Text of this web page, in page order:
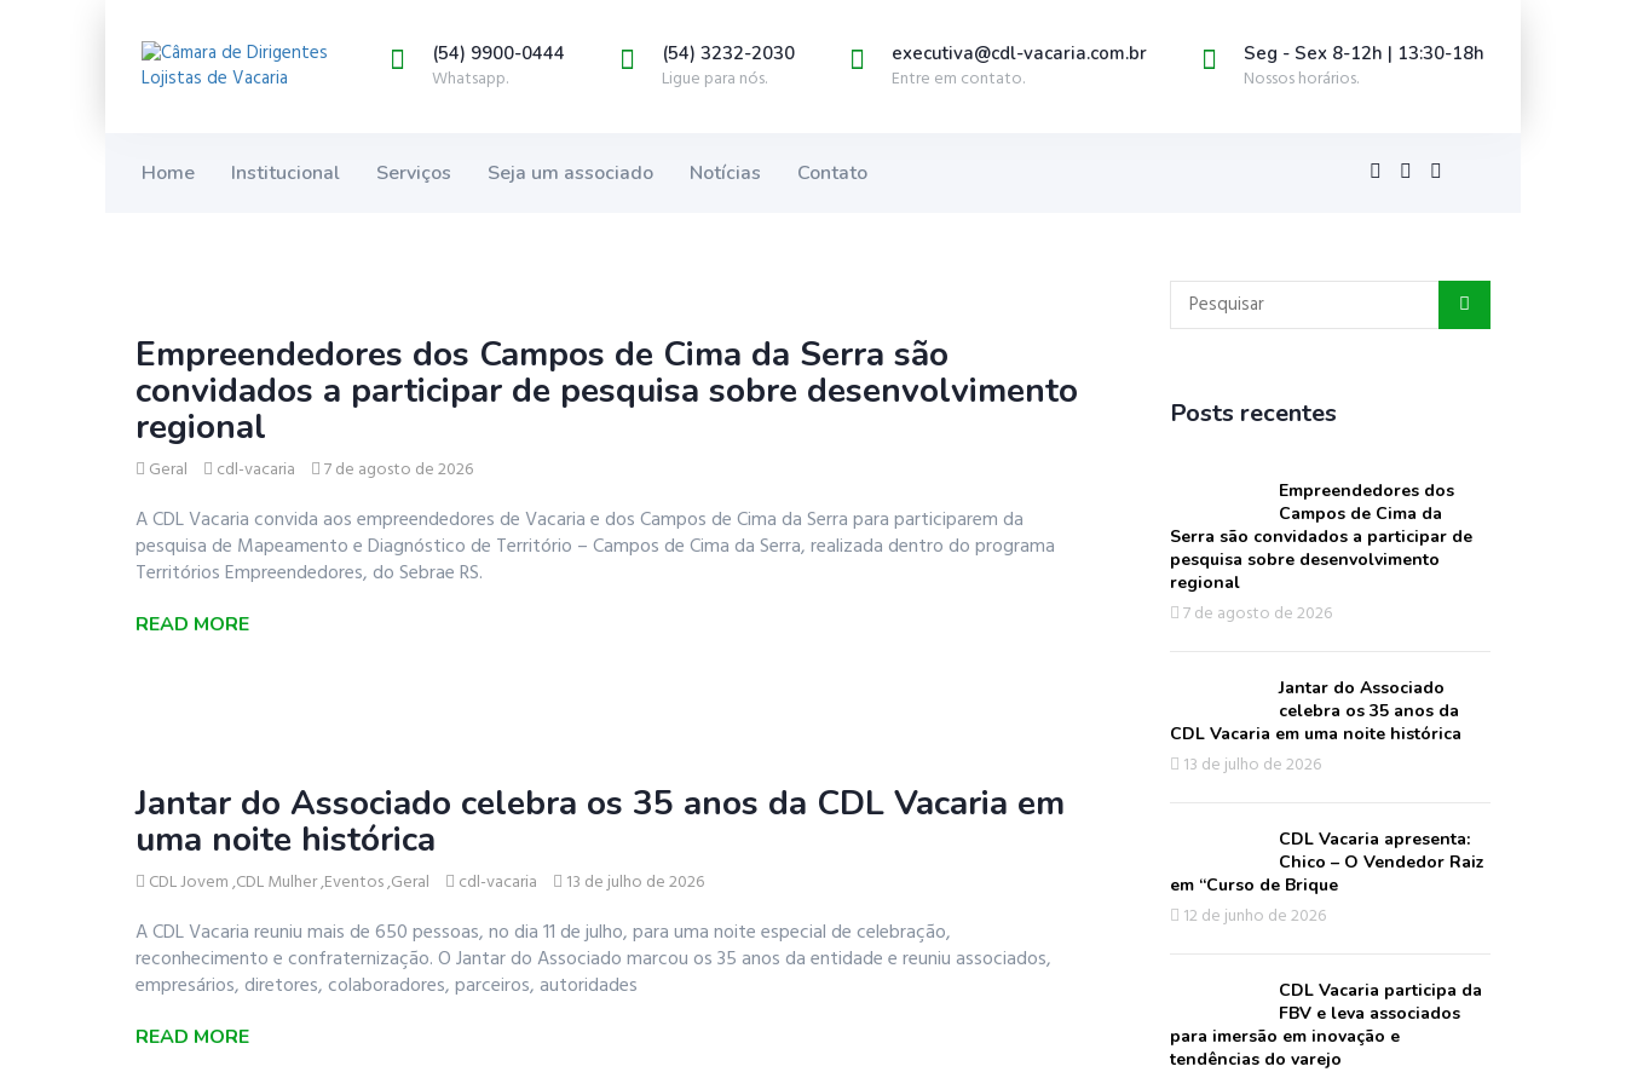
(54) 9900-0444
Whatsapp.
(54) 3232-2030
Ligue para nós.
executiva@cdl-vacaria.com.br
Entre em contato.
Seg - Sex 8-12h | 13:30-18h
Nossos horários.
Home Institucional Serviços Seja um associado Notícias Contato
Empreendedores dos Campos de Cima da Serra são
convidados a participar de pesquisa sobre desenvolvimento
regional
Geral cdl-vacaria 7 de agosto de 2026
A CDL Vacaria convida aos empreendedores de Vacaria e dos Campos de Cima da Serra para participarem da
pesquisa de Mapeamento e Diagnóstico de Território – Campos de Cima da Serra, realizada dentro do programa
Territórios Empreendedores, do Sebrae RS.
READ MORE
Jantar do Associado celebra os 35 anos da CDL Vacaria em
uma noite histórica
CDL Jovem,CDL Mulher,Eventos,Geral cdl-vacaria 13 de julho de 2026
A CDL Vacaria reuniu mais de 650 pessoas, no dia 11 de julho, para uma noite especial de celebração,
reconhecimento e confraternização. O Jantar do Associado marcou os 35 anos da entidade e reuniu associados,
empresários, diretores, colaboradores, parceiros, autoridades
READ MORE
Posts recentes
Empreendedores dos
Campos de Cima da
Serra são convidados a participar de
pesquisa sobre desenvolvimento
regional
7 de agosto de 2026
Jantar do Associado
celebra os 35 anos da
CDL Vacaria em uma noite histórica
13 de julho de 2026
CDL Vacaria apresenta:
Chico – O Vendedor Raiz
em “Curso de Brique
12 de junho de 2026
CDL Vacaria participa da
FBV e leva associados
para imersão em inovação e
tendências do varejo